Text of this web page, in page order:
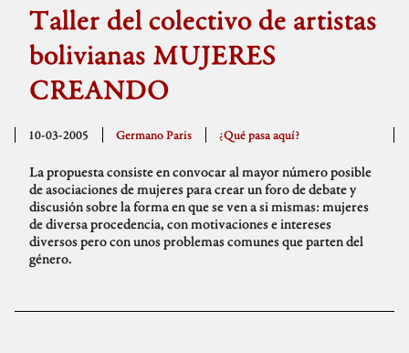
Taller del colectivo de artistas
bolivianas MUJERES
CREANDO
10-03-2005 Germano Paris ¿Qué pasa aquí?
La propuesta consiste en convocar al mayor número posible
de asociaciones de mujeres para crear un foro de debate y
discusión sobre la forma en que se ven a si mismas: mujeres
de diversa procedencia, con motivaciones e intereses
diversos pero con unos problemas comunes que parten del
género.